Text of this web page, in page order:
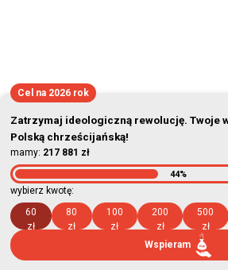
Cel na 2026 rok
Zatrzymaj ideologiczną rewolucję. Twoje
Polską chrześcijańską!
mamy: 217 881 zł
44%
wybierz kwotę:
60
zł
80
zł
100
zł
200
zł
500
zł
Wspieram